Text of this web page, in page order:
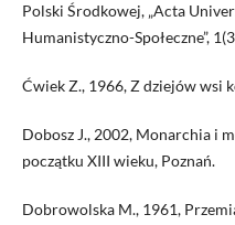
Polski Środkowej, „Acta
Humanistyczno-Społeczne”,
Ćwiek Z., 1966, Z dziejów wsi
Dobosz J., 2002, Monarchia i
początku XIII wieku, Poznań.
Dobrowolska M., 1961,